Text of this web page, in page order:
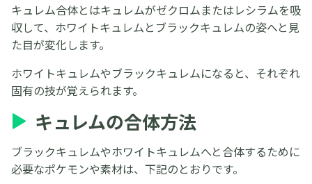
キュレム合体とはキュレムがゼクロムまたはレシラムを吸
収して、ホワイトキュレムとブラックキュレムの姿へと見
た目が変化します。
ホワイトキュレムやブラックキュレムになると、それぞれ
固有の技が覚えられます。
キュレムの合体方法
ブラックキュレムやホワイトキュレムへと合体するために
必要なポケモンや素材は、下記のとおりです。